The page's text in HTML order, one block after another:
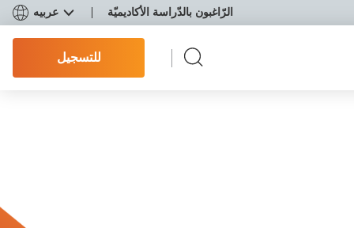
الرّاغبون بالدّراسة الأكاديميّة عربيه
للتسجيل